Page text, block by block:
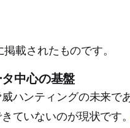
掲載されたものです。
中心の基盤
ハンティングの未来で
ていないのが現状です。